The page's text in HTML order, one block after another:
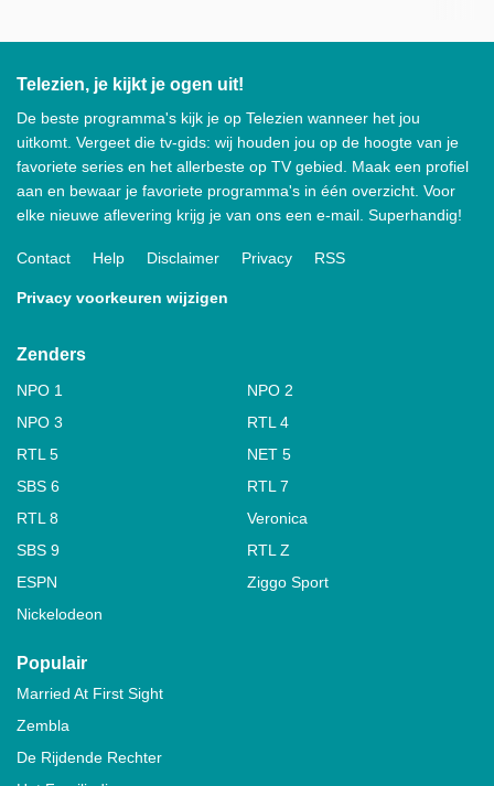
Telezien, je kijkt je ogen uit!
De beste programma's kijk je op Telezien wanneer het jou
uitkomt. Vergeet die tv-gids: wij houden jou op de hoogte van je
favoriete series en het allerbeste op TV gebied. Maak een profiel
aan en bewaar je favoriete programma's in één overzicht. Voor
elke nieuwe aflevering krijg je van ons een e-mail. Superhandig!
Contact Help Disclaimer Privacy RSS
Privacy voorkeuren wijzigen
Zenders
NPO 1
NPO 2
NPO 3
RTL 4
RTL 5
NET 5
SBS 6
RTL 7
RTL 8
Veronica
SBS 9
RTL Z
ESPN
Ziggo Sport
Nickelodeon
Populair
Married At First Sight
Zembla
De Rijdende Rechter